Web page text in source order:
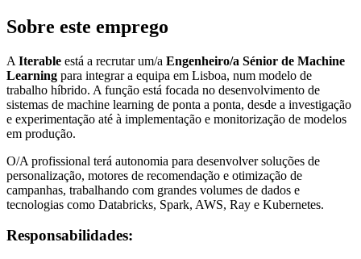
Sobre este emprego
A Iterable está a recrutar um/a Engenheiro/a Sénior de Machine
Learning para integrar a equipa em Lisboa, num modelo de
trabalho híbrido. A função está focada no desenvolvimento de
sistemas de machine learning de ponta a ponta, desde a investigação
e experimentação até à implementação e monitorização de modelos
em produção.
O/A profissional terá autonomia para desenvolver soluções de
personalização, motores de recomendação e otimização de
campanhas, trabalhando com grandes volumes de dados e
tecnologias como Databricks, Spark, AWS, Ray e Kubernetes.
Responsabilidades: